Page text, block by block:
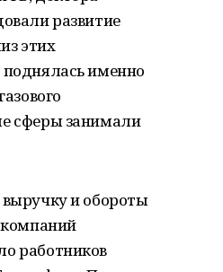
развитие
этих
именно
сферы занимали
и обороты
работников